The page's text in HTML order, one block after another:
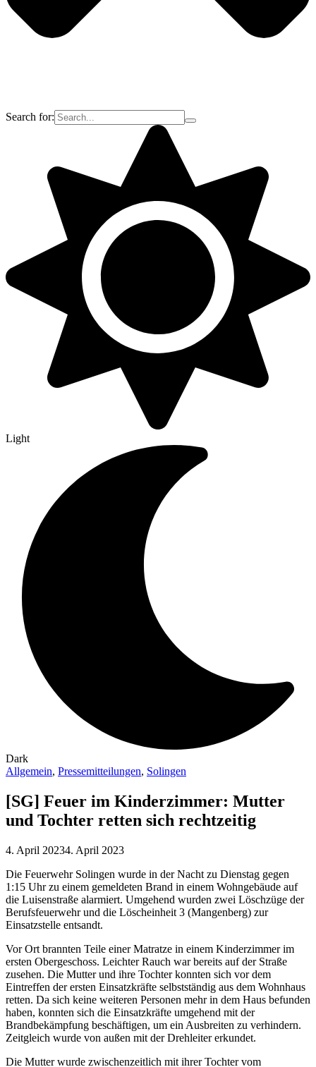
Search for:
Light
Dark
Allgemein, Pressemitteilungen, Solingen
[SG] Feuer im Kinderzimmer: Mutter
und Tochter retten sich rechtzeitig
4. April 20234. April 2023
Die Feuerwehr Solingen wurde in der Nacht zu Dienstag gegen
1:15 Uhr zu einem gemeldeten Brand in einem Wohngebäude auf
die Luisenstraße alarmiert. Umgehend wurden zwei Löschzüge der
Berufsfeuerwehr und die Löscheinheit 3 (Mangenberg) zur
Einsatzstelle entsandt.
Vor Ort brannten Teile einer Matratze in einem Kinderzimmer im
ersten Obergeschoss. Leichter Rauch war bereits auf der Straße
zusehen. Die Mutter und ihre Tochter konnten sich vor dem
Eintreffen der ersten Einsatzkräfte selbstständig aus dem Wohnhaus
retten. Da sich keine weiteren Personen mehr in dem Haus befunden
haben, konnten sich die Einsatzkräfte umgehend mit der
Brandbekämpfung beschäftigen, um ein Ausbreiten zu verhindern.
Zeitgleich wurde von außen mit der Drehleiter erkundet.
Die Mutter wurde zwischenzeitlich mit ihrer Tochter vom